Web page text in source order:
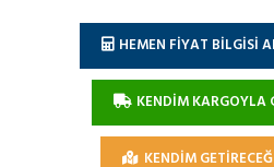
HEMEN FİYAT BİLGİSİ
KENDİM KARGOYLA
KENDİM